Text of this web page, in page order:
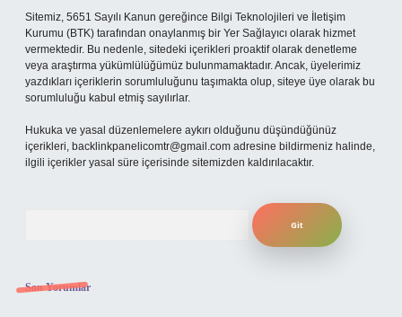
Sitemiz, 5651 Sayılı Kanun gereğince Bilgi Teknolojileri ve İletişim
Kurumu (BTK) tarafından onaylanmış bir Yer Sağlayıcı olarak hizmet
vermektedir. Bu nedenle, sitedeki içerikleri proaktif olarak denetleme
veya araştırma yükümlülüğümüz bulunmamaktadır. Ancak, üyelerimiz
yazdıkları içeriklerin sorumluluğunu taşımakta olup, siteye üye olarak bu
sorumluluğu kabul etmiş sayılırlar.
Hukuka ve yasal düzenlemelere aykırı olduğunu düşündüğünüz
içerikleri, backlinkpanelicomtr@gmail.com adresine bildirmeniz halinde,
ilgili içerikler yasal süre içerisinde sitemizden kaldırılacaktır.
Son Yorumlar